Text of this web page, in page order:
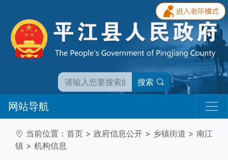
搜索
网站导航
当前位置： 首页 > 政府信息公开 > 乡镇街道 > 南江
镇 > 机构信息